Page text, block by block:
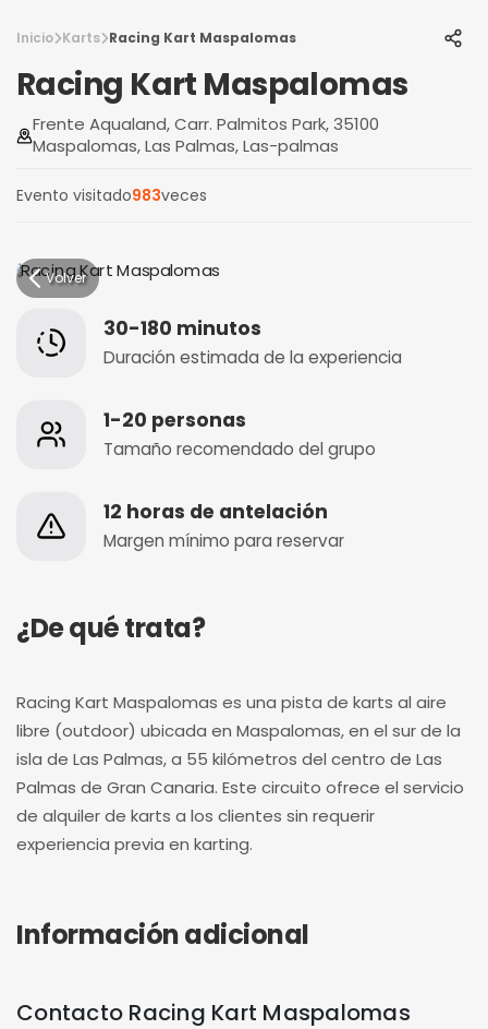
Inicio Karts Racing Kart Maspalomas
Racing Kart Maspalomas
Frente Aqualand, Carr. Palmitos Park, 35100
Maspalomas, Las Palmas, Las-palmas
Evento visitado983veces
Volver
30-180 minutos
Duración estimada de la experiencia
1-20 personas
Tamaño recomendado del grupo
12 horas de antelación
Margen mínimo para reservar
¿De qué trata?
Racing Kart Maspalomas es una pista de karts al aire
libre (outdoor) ubicada en Maspalomas, en el sur de la
isla de Las Palmas, a 55 kilómetros del centro de Las
Palmas de Gran Canaria. Este circuito ofrece el servicio
de alquiler de karts a los clientes sin requerir
experiencia previa en karting.
Información adicional
Contacto Racing Kart Maspalomas